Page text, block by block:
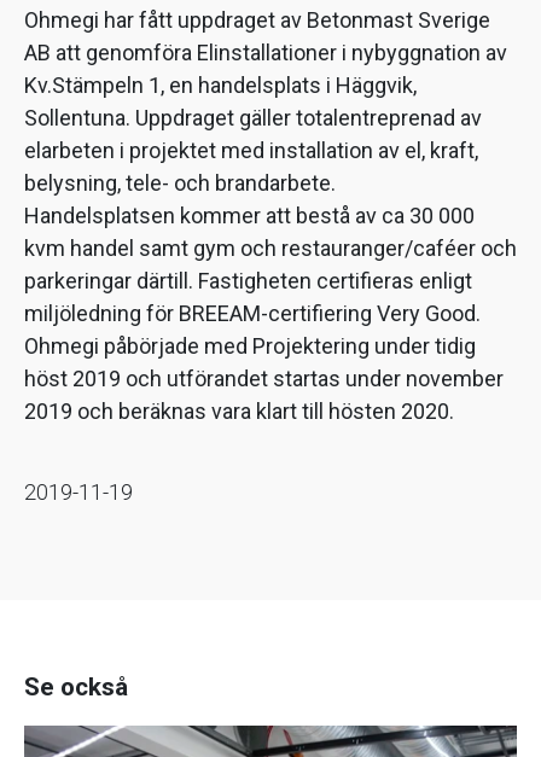
Ohmegi har fått uppdraget av Betonmast Sverige
AB att genomföra Elinstallationer i nybyggnation av
Kv.Stämpeln 1, en handelsplats i Häggvik,
Sollentuna. Uppdraget gäller totalentreprenad av
elarbeten i projektet med installation av el, kraft,
belysning, tele- och brandarbete.
Handelsplatsen kommer att bestå av ca 30 000
kvm handel samt gym och restauranger/caféer och
parkeringar därtill. Fastigheten certifieras enligt
miljöledning för BREEAM-certifiering Very Good.
Ohmegi påbörjade med Projektering under tidig
höst 2019 och utförandet startas under november
2019 och beräknas vara klart till hösten 2020.
2019-11-19
Se också